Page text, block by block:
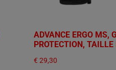
ADVANCE ERGO MS,
PROTECTION, TAILLE
€ 29,30